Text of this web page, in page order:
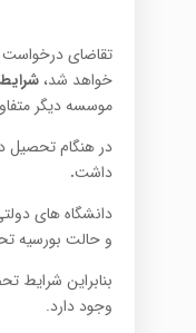
تقاضای درخواست
خواهد شد،
موسسه دیگر
در هنگام تحصیل
داشت.
دانشگاه های
و حالت بورسیه
بنابراین شرایط
وجود دارد.